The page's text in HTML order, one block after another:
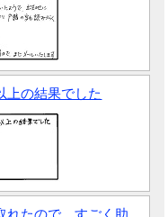
上の結果でした